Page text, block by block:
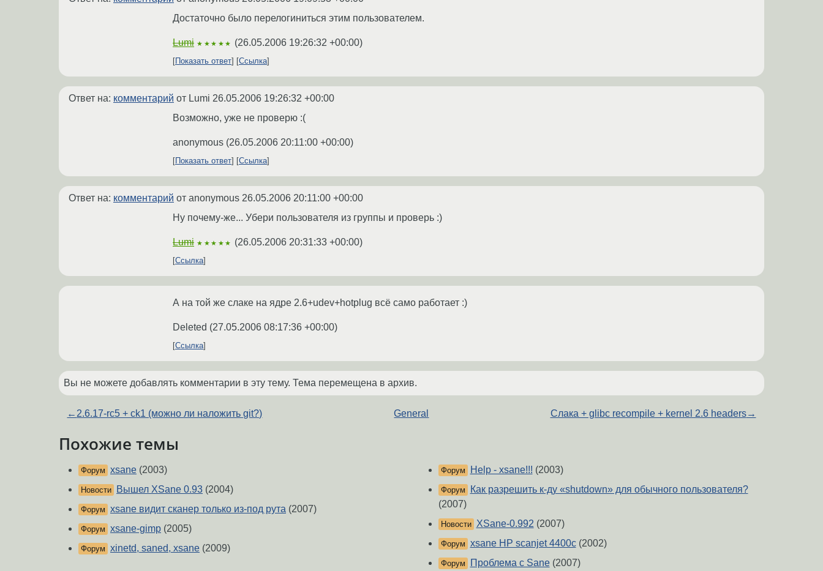
Достаточно было перелогиниться этим пользователем.
Lumi ★★★★★ (26.05.2006 19:26:32 +00:00)
Показать ответ Ссылка
Ответ на: комментарий от Lumi 26.05.2006 19:26:32 +00:00
Возможно, уже не проверю :(
anonymous (26.05.2006 20:11:00 +00:00)
Показать ответ Ссылка
Ответ на: комментарий от anonymous 26.05.2006 20:11:00 +00:00
Ну почему-же... Убери пользователя из группы и проверь :)
Lumi ★★★★★ (26.05.2006 20:31:33 +00:00)
Ссылка
А на той же слаке на ядре 2.6+udev+hotplug всё само работает :)
Deleted (27.05.2006 08:17:36 +00:00)
Ссылка
Вы не можете добавлять комментарии в эту тему. Тема перемещена в архив.
← 2.6.17-rc5 + ck1 (можно ли наложить git?) General Слака + glibc recompile + kernel 2.6 headers→
Похожие темы
Форум xsane (2003)
Новости Вышел XSane 0.93 (2004)
Форум xsane видит сканер только из-под рута (2007)
Форум xsane-gimp (2005)
Форум xinetd, saned, xsane (2009)
Форум Help - xsane!!! (2003)
Форум
Как разрешить к-ду «shutdown» для обычного пользователя?
(2007)
Новости XSane-0.992 (2007)
Форум xsane HP scanjet 4400c(2002)
Форум Проблема с Sane(2007)